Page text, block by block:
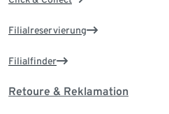
Filialreservierung
Filialfinder
Retoure & Reklamation